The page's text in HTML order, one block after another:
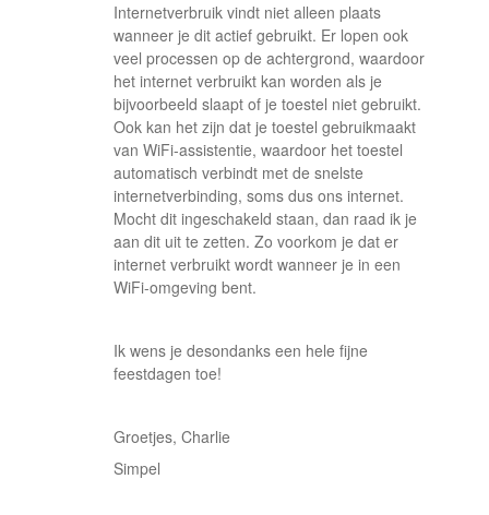
Internetverbruik vindt niet alleen plaats
wanneer je dit actief gebruikt. Er lopen ook
veel processen op de achtergrond, waardoor
het internet verbruikt kan worden als je
bijvoorbeeld slaapt of je toestel niet gebruikt.
Ook kan het zijn dat je toestel gebruikmaakt
van WiFi-assistentie, waardoor het toestel
automatisch verbindt met de snelste
internetverbinding, soms dus ons internet.
Mocht dit ingeschakeld staan, dan raad ik je
aan dit uit te zetten. Zo voorkom je dat er
internet verbruikt wordt wanneer je in een
WiFi-omgeving bent.
Ik wens je desondanks een hele fijne
feestdagen toe!
Groetjes, Charlie
Simpel